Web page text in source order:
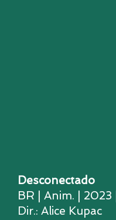
Desconectado
BR | Anim. | 2023 |
Dir.: Alice Kupac